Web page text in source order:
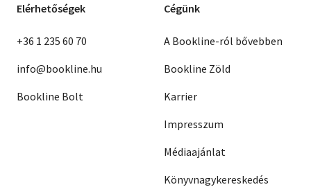
Elérhetőségek
+36 1 235 60 70
info@bookline.hu
Bookline Bolt
Cégünk
A Bookline-ról bővebben
Bookline Zöld
Karrier
Impresszum
Médiaajánlat
Könyvnagykereskedés